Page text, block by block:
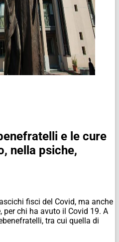
e le cure
nella psiche,
fisci del Covid, ma anche
per chi ha avuto il Covid 19. A
tra cui quella di